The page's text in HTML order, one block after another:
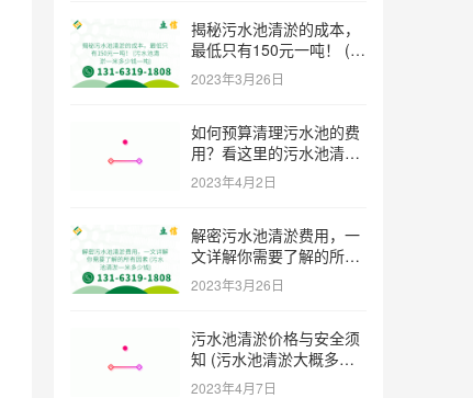
揭秘污水池清淤的成本，
最低只有150元一吨！ (污
水池清淤一米多少钱一吨)
2023年3月26日
如何预算清理污水池的费
用？看这里的污水池清淤
工程报价表范本！ (污水
池清淤工程报价表范本)
2023年4月2日
解密污水池清淤费用，一
文详解你需要了解的所有
因素 (污水池清淤一米多
少钱)
2023年3月26日
污水池清淤价格与安全须
知 (污水池清淤大概多少
一方)
2023年4月7日